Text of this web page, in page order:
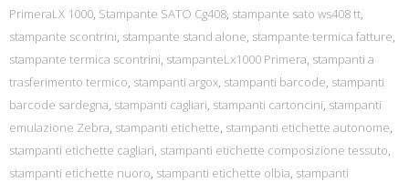
PrimeraLX 1000, Stampante SATO Cg408, stampante sato ws408 tt,
stampante scontrini, stampante stand alone, stampante termica fatture,
stampante termica scontrini, stampanteLx1000 Primera, stampanti a
trasferimento termico, stampanti argox, stampanti barcode, stampanti
barcode sardegna, stampanti cagliari, stampanti cartoncini, stampanti
emulazione Zebra, stampanti etichette, stampanti etichette autonome,
stampanti etichette cagliari, stampanti etichette composizione tessuto,
stampanti etichette nuoro, stampanti etichette olbia, stampanti